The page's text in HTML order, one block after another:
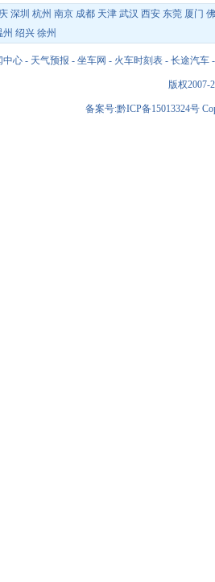
深圳 杭州 南京 成都 天津 武汉 西安 东莞 厦门
州 绍兴 徐州
中心- 天气预报 - 坐车网 - 火车时刻表- 长途汽车
版权2007-
备案号:黔ICP备15013324号